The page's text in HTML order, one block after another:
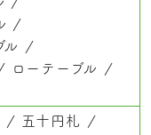
ル
ローテーブル
五十円札